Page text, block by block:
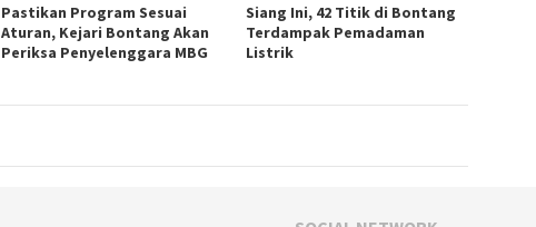
Pastikan Program Sesuai
Aturan, Kejari Bontang Akan
Periksa Penyelenggara MBG
Siang Ini, 42 Titik di Bontang
Terdampak Pemadaman
Listrik